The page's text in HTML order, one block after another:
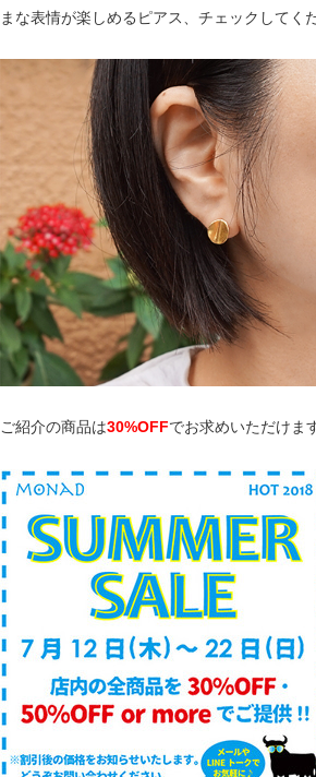
まな表情が楽しめるピアス、チェックしてく
ご紹介の商品は30%OFFでお求めいただけま